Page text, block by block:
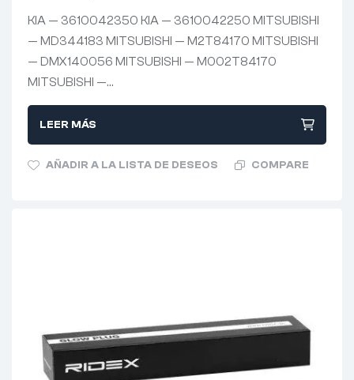
KIA — 3610042350 KIA — 3610042250 MITSUBISHI
— MD344183 MITSUBISHI — M2T84170 MITSUBISHI
— DMX140056 MITSUBISHI — M002T84170
MITSUBISHI —…
LEER MÁS
AÑADIR A LA LISTA DE DESEOS COMPARE